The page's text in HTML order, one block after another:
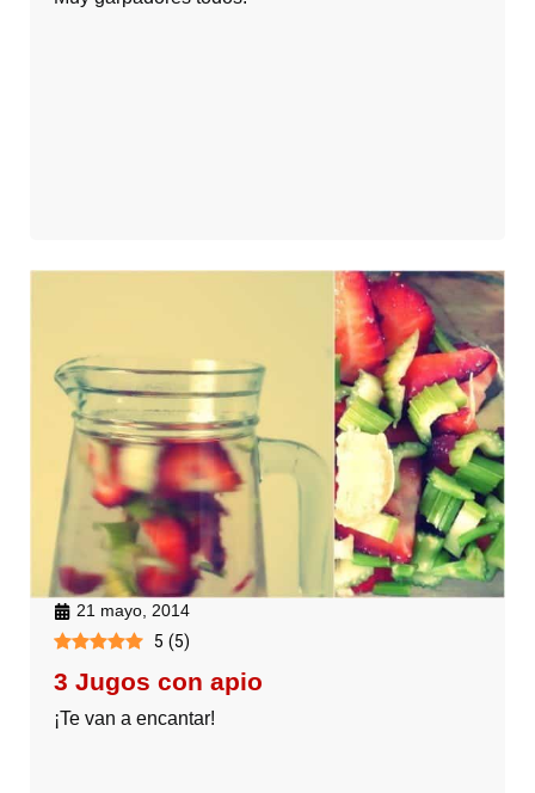
21 mayo, 2014
5 (5)
3 Jugos con apio
¡Te van a encantar!